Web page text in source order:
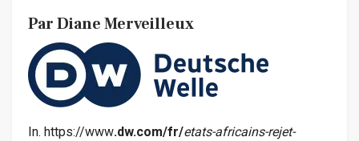
ParDiane Merveilleux
In. https://www.dw.com/fr/etats-africains-rejet-